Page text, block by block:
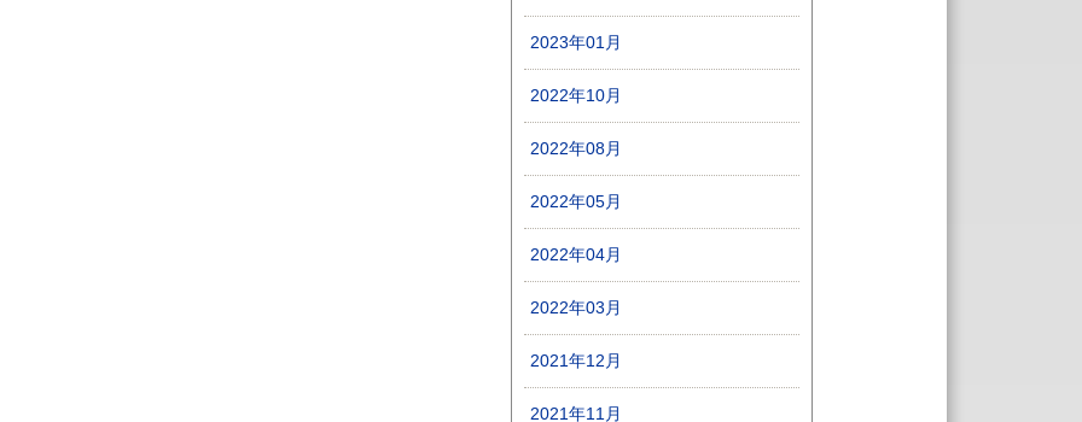
2023年01月
2022年10月
2022年08月
2022年05月
2022年04月
2022年03月
2021年12月
2021年11月